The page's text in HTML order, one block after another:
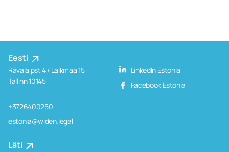
Eesti
Rävala pst 4 / Laikmaa 15
Tallinn 10145
+3726400250
estonia@widen.legal
LinkedIn Estonia
Facebook Estonia
Läti